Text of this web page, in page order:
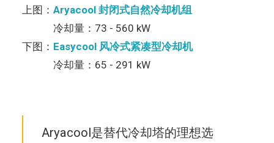
上图： Aryacool 封闭式自然冷却机组
冷却量：73 - 560 kW
下图： Easycool 风冷式紧凑型冷却机
冷却量：65 - 291 kW
Aryacool是替代冷却塔的理想选